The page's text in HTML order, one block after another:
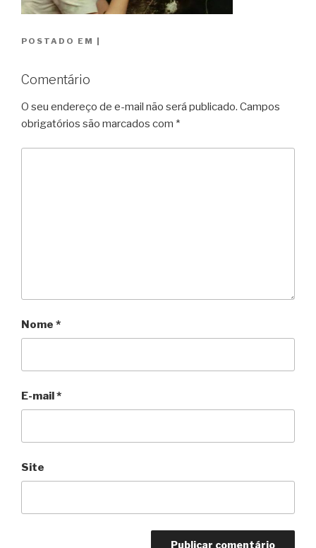
POSTADO EM
Comentário
O seu endereço de e-mail não será publicado. Campos
obrigatórios são marcados com *
Nome *
E-mail*
Site